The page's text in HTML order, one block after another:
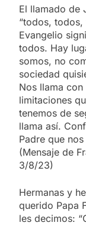
El llamado de
“todos, todos,
Evangelio
todos. Hay
somos, no
sociedad
Nos llama
limitaciones
tenemos de
llama así.
Padre que
(Mensaje de
3/8/23)
Hermanas y
querido Papa
les decimos: